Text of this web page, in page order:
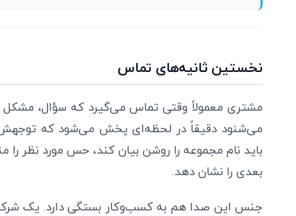
نخستین ثانیه‌های تماس
مشتری معمولاً وقتی تماس می‌گیرد که سؤال،
می‌شنود دقیقاً در لحظه‌ای پخش می‌شود که توجهش
باید نام مجموعه را روشن بیان کند، حس مورد نظر
بعدی را نشان دهد.
جنس این صدا هم به کسب‌وکار بستگی دارد. یک شرکت